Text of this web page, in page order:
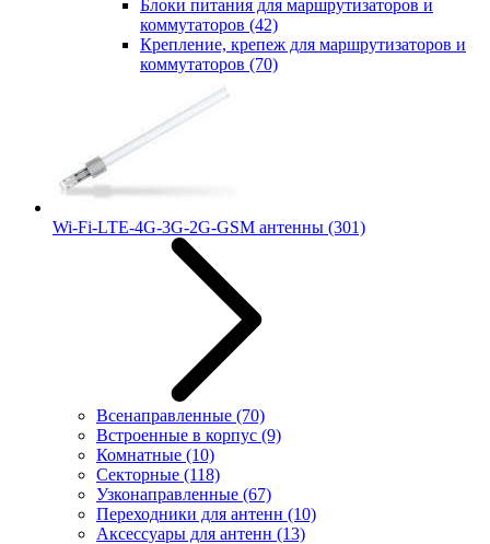
Блоки питания для маршрутизаторов и
коммутаторов (42)
Крепление, крепеж для маршрутизаторов и
коммутаторов (70)
Wi-Fi-LTE-4G-3G-2G-GSM антенны (301)
Всенаправленные (70)
Встроенные в корпус (9)
Комнатные (10)
Секторные (118)
Узконаправленные (67)
Переходники для антенн (10)
Аксессуары для антенн (13)